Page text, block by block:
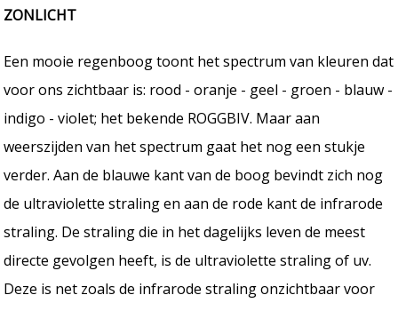
ZONLICHT
Een mooie regenboog toont het spectrum van kleuren dat
voor ons zichtbaar is: rood - oranje - geel - groen - blauw -
indigo - violet; het bekende ROGGBIV. Maar aan
weerszijden van het spectrum gaat het nog een stukje
verder. Aan de blauwe kant van de boog bevindt zich nog
de ultraviolette straling en aan de rode kant de infrarode
straling. De straling die in het dagelijks leven de meest
directe gevolgen heeft, is de ultraviolette straling of uv.
Deze is net zoals de infrarode straling onzichtbaar voor